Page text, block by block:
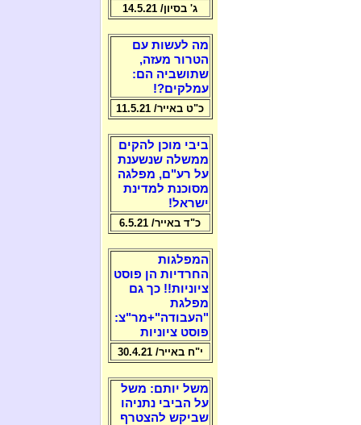
ג' בסיון/ 14.5.21
מה לעשות עם
הטרור מעזה,
שתושביה הם:
עמלקים?!
כ"ט באייר/ 11.5.21
ביבי מוכן להקים
ממשלה שנשענת
על רע"ם, מפלגה
מסוכנת למדינת
ישראל!
כ"ד באייר/ 6.5.21
המפלגות
החרדיות הן פוסט
ציוניות!! כך גם
מפלגת
"העבודה"+מר"צ:
פוסט ציוניות
י"ח באייר/ 30.4.21
משל יותם: משל
על הביבי נתניהו
שביקש להצטרף